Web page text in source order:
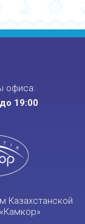
офиса:
19:00
Казахстанской